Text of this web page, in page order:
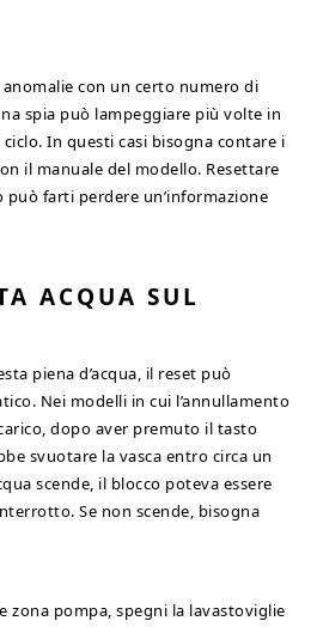
con un certo numero di
spia può lampeggiare più volte in
In questi casi bisogna contare i
il manuale del modello. Resettare
farti perdere un’informazione
ACQUA SUL
piena d’acqua, il reset può
Nei modelli in cui l’annullamento
dopo aver premuto il tasto
svuotare la vasca entro circa un
scende, il blocco poteva essere
Se non scende, bisogna
zona pompa, spegni la lavastoviglie